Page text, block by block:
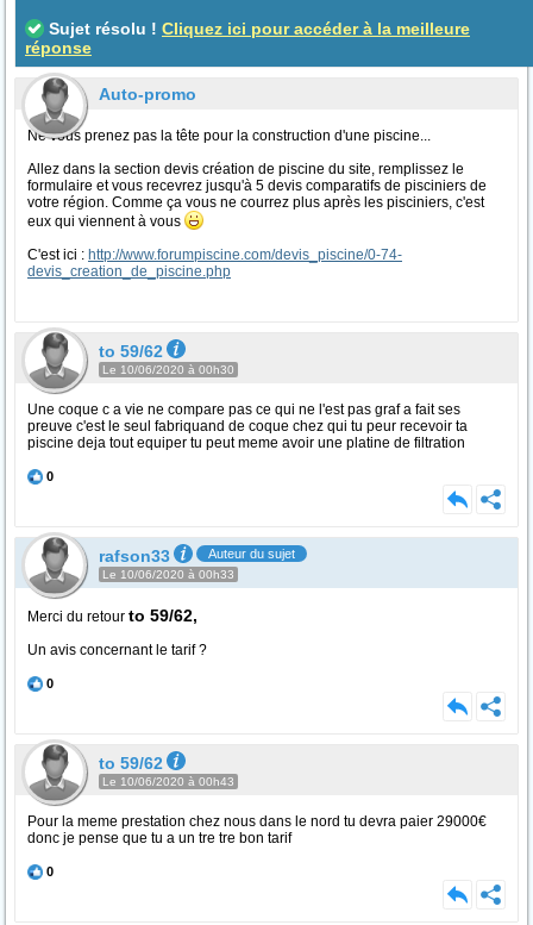
Sujet résolu ! Cliquez ici pour accéder à la meilleure
réponse
Auto-promo
Ne vous prenez pas la tête pour la construction d'une piscine...
Allez dans la section devis création de piscine du site, remplissez le
formulaire et vous recevrez jusqu'à 5 devis comparatifs de pisciniers de
votre région. Comme ça vous ne courrez plus après les pisciniers, c'est
eux qui viennent à vous
C'est ici : http://www.forumpiscine.com/devis_piscine/0-74-
devis_creation_de_piscine.php
to 59/62
Le 10/06/2020 à 00h30
Une coque c a vie ne compare pas ce qui ne l'est pas graf a fait ses
preuve c'est le seul fabriquand de coque chez qui tu peur recevoir ta
piscine deja tout equiper tu peut meme avoir une platine de filtration
0
rafson33 Auteur du sujet
Le 10/06/2020 à 00h33
Merci du retour to 59/62,
Un avis concernant le tarif ?
0
to 59/62
Le 10/06/2020 à 00h43
Pour la meme prestation chez nous dans le nord tu devra paier 29000€
donc je pense que tu a un tre tre bon tarif
0